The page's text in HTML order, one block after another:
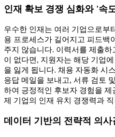
인재 확보 경쟁 심화와 '속
우수한 인재는 여러 기업으로부
용 프로세스가 길어지고 피드백
주지 않습니다. 이력서를 제출
이 없다면, 지원자는 해당 기업
을 잃게 됩니다. 채용 자동화 시
응답 메일을 보내고, 서류 검토
하여 긍정적인 후보자 경험을 제
제 기업의 인재 유치 경쟁력과
데이터 기반의 전략적 의사